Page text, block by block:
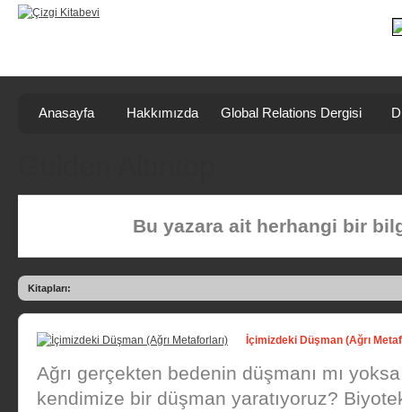
Anasayfa Hakkımızda Global Relations Dergisi
Bu yazara ait herhangi bir
Kitapları:
İçimizdeki Düşman (Ağrı
Ağrı gerçekten bedenin düşmanı mı
kendimize bir düşman yaratıyoruz?